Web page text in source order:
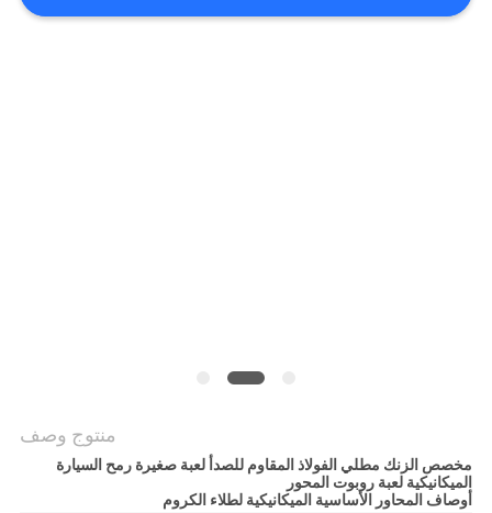
منتوج وصف
مخصص الزنك مطلي الفولاذ المقاوم للصدأ لعبة صغيرة رمح السيارة
الميكانيكية لعبة روبوت المحور
أوصاف المحاور الأساسية الميكانيكية لطلاء الكروم